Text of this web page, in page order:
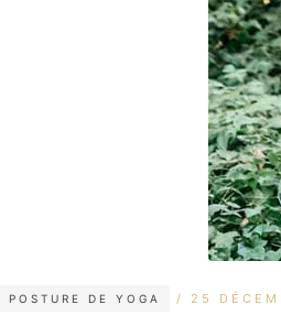
POSTURE DE YOGA
ÉTIQUETTES
25